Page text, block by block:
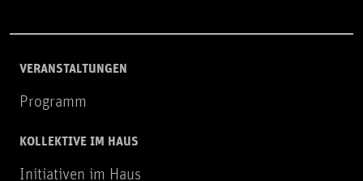
VERANSTALTUNGEN
Programm
KOLLEKTIVE IM HAUS
Initiativen im Haus